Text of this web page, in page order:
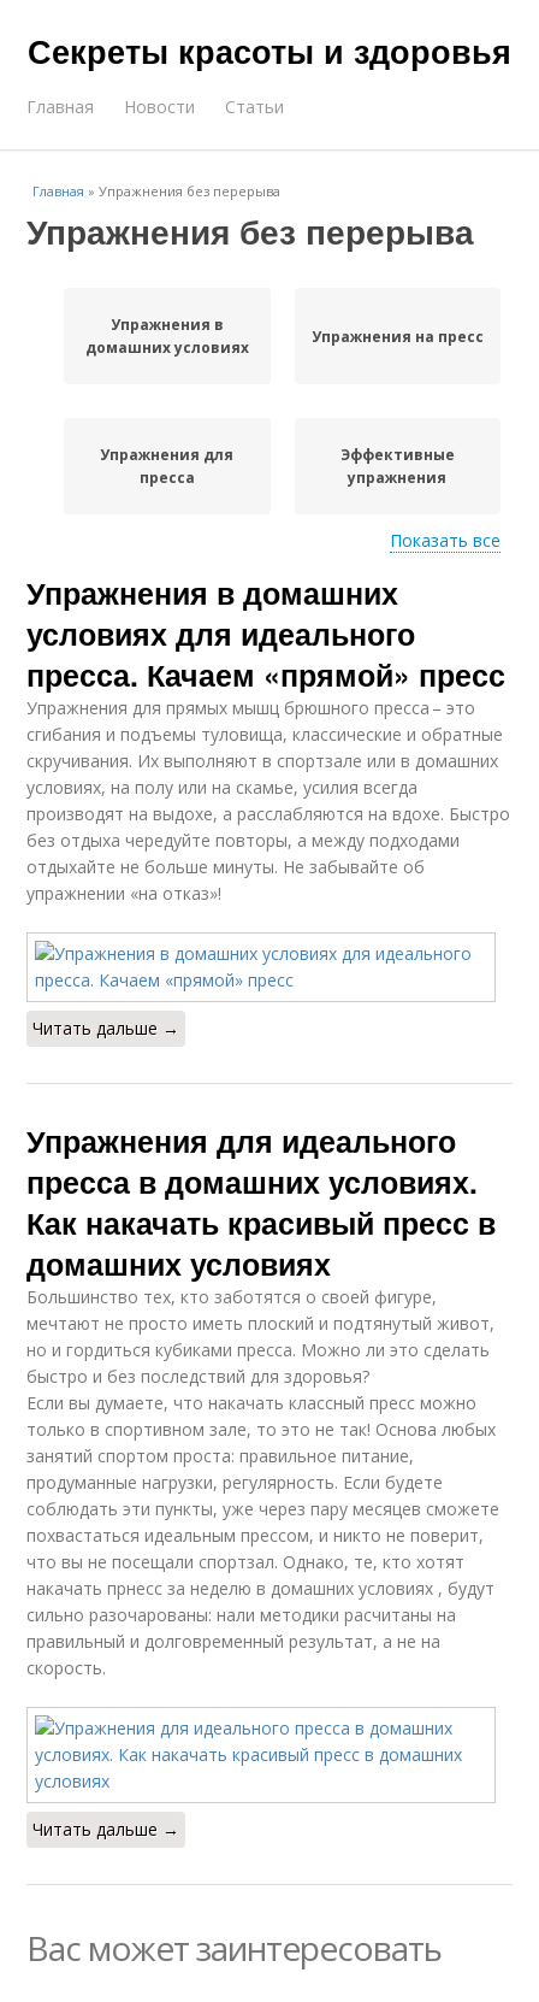
Секреты красоты и здоровья
Главная Новости Статьи
Главная »Упражнения без перерыва
Упражнения без перерыва
Упражнения в
домашних условиях
Упражнения на пресс
Упражнения для
пресса
Эффективные
упражнения
Упражнения для
идеального пресса
Упражнения для
мужчин
Упражнения для
рельефного пресса
Показать все
Упражнения в домашних
условиях для идеального
пресса. Качаем «прямой» пресс
Упражнения для прямых мышц брюшного пресса – это
сгибания и подъемы туловища, классические и обратные
скручивания. Их выполняют в спортзале или в домашних
условиях, на полу или на скамье, усилия всегда
производят на выдохе, а расслабляются на вдохе. Быстро
без отдыха чередуйте повторы, а между подходами
отдыхайте не больше минуты. Не забывайте об
упражнении «на отказ»!
Читать дальше →
Упражнения для идеального
пресса в домашних условиях.
Как накачать красивый пресс в
домашних условиях
Большинство тех, кто заботятся о своей фигуре,
мечтают не просто иметь плоский и подтянутый живот,
но и гордиться кубиками пресса. Можно ли это сделать
быстро и без последствий для здоровья?
Если вы думаете, что накачать классный пресс можно
только в спортивном зале, то это не так! Основа любых
занятий спортом проста: правильное питание,
продуманные нагрузки, регулярность. Если будете
соблюдать эти пункты, уже через пару месяцев сможете
похвастаться идеальным прессом, и никто не поверит,
что вы не посещали спортзал. Однако, те, кто хотят
накачать прнесс за неделю в домашних условиях , будут
сильно разочарованы: нали методики расчитаны на
правильный и долговременный результат, а не на
скорость.
Читать дальше →
Вас может заинтересовать